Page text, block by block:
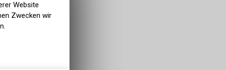
Website
Zwecken wir